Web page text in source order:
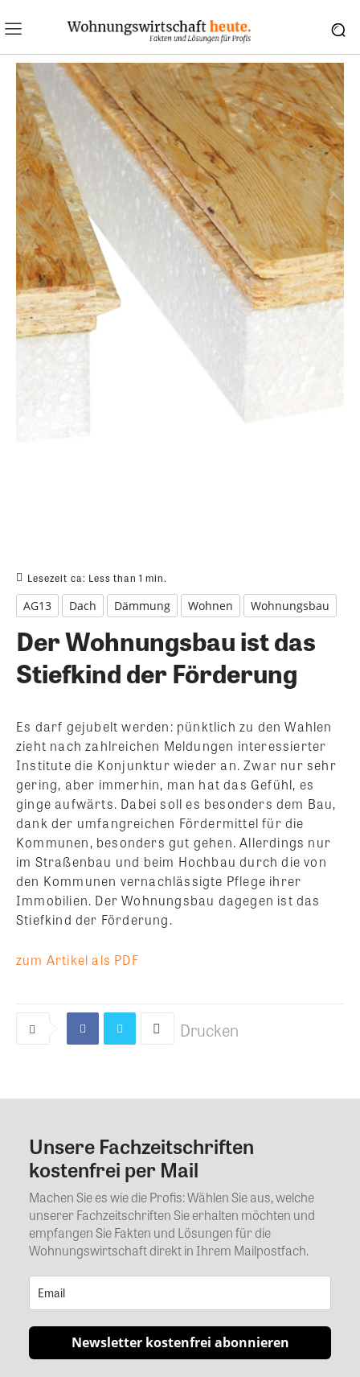
Lesezeit ca: Less than 1 min.
AG13 Dach Dämmung Wohnen Wohnungsbau
Der Wohnungsbau ist das
Stiefkind der Förderung
Es darf gejubelt werden: pünktlich zu den Wahlen
zieht nach zahlreichen Meldungen interessierter
Institute die Konjunktur wieder an. Zwar nur sehr
gering, aber immerhin, man hat das Gefühl, es
ginge aufwärts. Dabei soll es besonders dem Bau,
dank der umfangreichen Fördermittel für die
Kommunen, besonders gut gehen. Allerdings nur
im Straßenbau und beim Hochbau durch die von
den Kommunen vernachlässigte Pflege ihrer
Immobilien. Der Wohnungsbau dagegen ist das
Stiefkind der Förderung.
zum Artikel als PDF
Drucken
Kommentar
Unsere Fachzeitschriften
kostenfrei per Mail
Machen Sie es wie die Profis: Wählen Sie aus, welche
unserer Fachzeitschriften Sie erhalten möchten und
empfangen Sie Fakten und Lösungen für die
Wohnungswirtschaft direkt in Ihrem Mailpostfach.
Newsletter kostenfrei abonnieren